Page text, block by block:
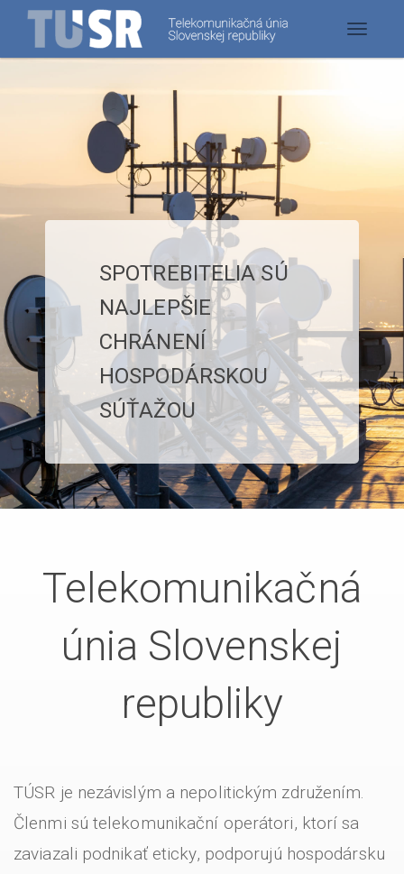
Toggle
SPOTREBITELIA SÚ
NAJLEPŠIE
CHRÁNENÍ
HOSPODÁRSKOU
SÚŤAŽOU
Telekomunikačná
únia Slovenskej
republiky
TÚSR je nezávislým a nepolitickým združením.
Členmi sú telekomunikační operátori, ktorí sa
zaviazali podnikať eticky, podporujú hospodársku